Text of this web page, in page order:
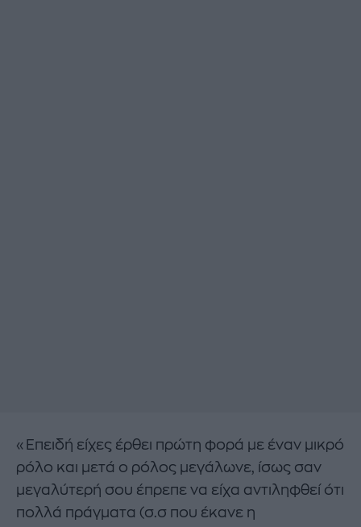
«Επειδή είχες έρθει πρώτη φορά με έναν μικρό
ρόλο και μετά ο ρόλος μεγάλωνε, ίσως σαν
μεγαλύτερή σου έπρεπε να είχα αντιληφθεί ότι
πολλά πράγματα (σ.σ που έκανε η